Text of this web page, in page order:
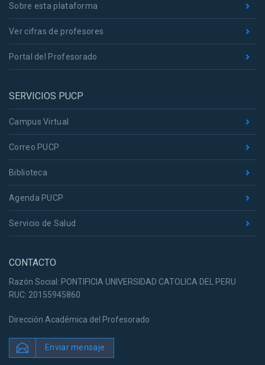
Sobre esta plataforma
Ver cifras de profesores
Portal del Profesorado
SERVICIOS PUCP
Campus Virtual
Correo PUCP
Biblioteca
Agenda PUCP
Servicio de Salud
CONTACTO
Razón Social: PONTIFICIA UNIVERSIDAD CATOLICA DEL PERU
RUC: 20155945860
Dirección Académica del Profesorado
Enviar mensaje